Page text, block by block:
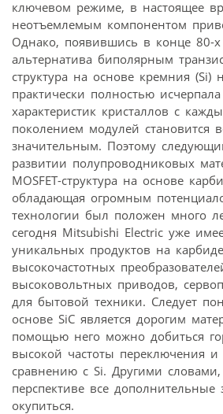
ключевом режиме, в настоящее
неотъемлемым компонентом
Однако, появившись в конце 80-x
альтернатива биполярным
структура на основе кремния (Si)
практически полностью
характеристик кристаллов с
поколением модулей становится
значительным. Поэтому
развитии полупроводниковых
MOSFET-структура на основе
обладающая огромным
технологии был положен много
сегодня Mitsubishi Electric уже
уникальных продуктов на
высокочастотных
высоковольтных приводов,
для бытовой техники. Следует
основе SiC является дорогим
помощью него можно добиться
высокой частоты переключения
сравнению с Si. Другими
перспективе все дополнительные
окупиться.